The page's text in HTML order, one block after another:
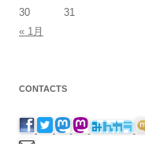
30
31
« 1月
CONTACTS